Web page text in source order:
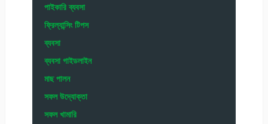
পাইকারি ব্যবসা
ফ্রিল্যান্সিং টিপস
ব্যবসা
ব্যবসা গাইডলাইন
মাছ পালন
সফল উদ্যোক্তা
সফল খামারি